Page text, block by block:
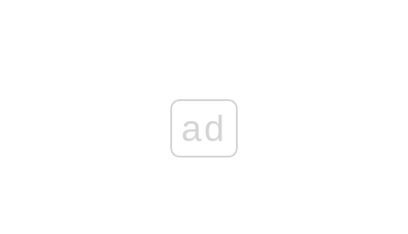
ad